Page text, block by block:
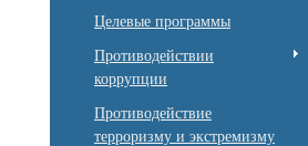
Целевые программы
Противодействии
коррупции
Противодействие
терроризму и экстремизму